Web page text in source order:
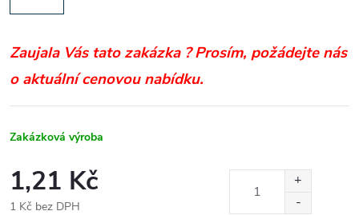
Zaujala Vás tato zakázka ?Prosím, požádejte nás
o aktuální cenovou nabídku.
Zakázková výroba
1,21 Kč
1 Kč bez DPH